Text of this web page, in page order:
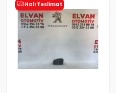
Hızlı Teslimat